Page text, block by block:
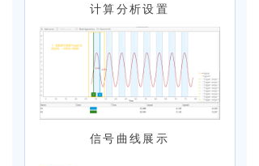
计算分析设置
信号曲线展示